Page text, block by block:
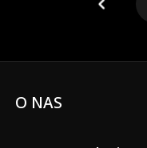
O NAS